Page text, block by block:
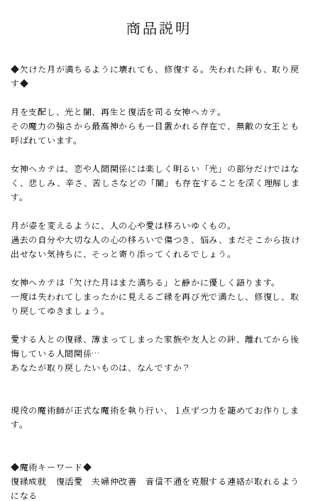
商品説明
◆欠けた月が満ちるように壊れても、修復する。失われた絆も、取り戻
す◆
月を支配し、光と闇、再生と復活を司る女神ヘカテ。
その魔力の強さから最高神からも一目置かれる存在で、無敵の女王とも
呼ばれています。
女神ヘカテは、恋や人間関係には楽しく明るい「光」の部分だけではな
く、悲しみ、辛さ、苦しさなどの「闇」も存在することを深く理解しま
す。
月が姿を変えるように、人の心や愛は移ろいゆくもの。
過去の自分や大切な人の心の移ろいで傷つき、悩み、まだそこから抜け
出せない気持ちに、そっと寄り添ってくれるでしょう。
女神ヘカテは「欠けた月はまた満ちる」と静かに優しく語ります。
一度は失われてしまったかに見えるご縁を再び光で満たし、修復し、取
り戻してゆきましょう。
愛する人との復縁、薄まってしまった家族や友人との絆、離れてから後
悔している人間関係…
あなたが取り戻したいものは、なんですか？
現役の魔術師が正式な魔術を執り行い、１点ずつ力を籠めてお作りしま
す。
◆魔術キーワード◆
復縁成就 復活愛 夫婦仲改善 音信不通を克服する連絡が取れるよう
になる